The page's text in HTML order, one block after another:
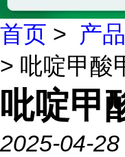
首页 > 产
> 吡啶甲酸
吡啶甲
2025-04-28